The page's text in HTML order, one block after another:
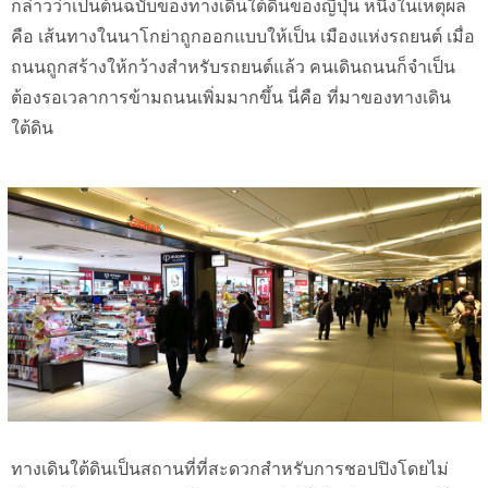
กล่าวว่าเป็นต้นฉบับของทางเดินใต้ดินของญี่ปุ่น หนึ่งในเหตุผล
คือ เส้นทางในนาโกย่าถูกออกแบบให้เป็น เมืองแห่งรถยนต์ เมื่อ
ถนนถูกสร้างให้กว้างสำหรับรถยนต์แล้ว คนเดินถนนก็จำเป็น
ต้องรอเวลาการข้ามถนนเพิ่มมากขึ้น นี่คือ ที่มาของทางเดิน
ใต้ดิน
ทางเดินใต้ดินเป็นสถานที่ที่สะดวกสำหรับการชอปปิงโดยไม่